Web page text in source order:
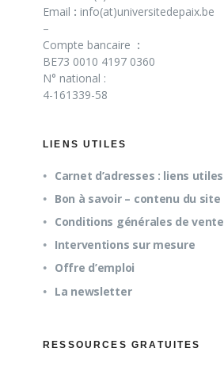
Email : info(at)universitedepaix.be
–
Compte bancaire :
BE73 0010 4197 0360
N° national :
4-161339-58
LIENS UTILES
Carnet d’adresses : liens utiles
Bon à savoir – contenu du site
Conditions générales de vente
Interventions sur mesure
Offre d’emploi
La newsletter
RESSOURCES GRATUITES